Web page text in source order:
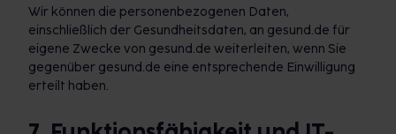
Wir können die personenbezogenen Daten,
einschließlich der Gesundheitsdaten, an gesund.de für
eigene Zwecke von gesund.de weiterleiten, wenn Sie
gegenüber gesund.de eine entsprechende Einwilligung
erteilt haben.